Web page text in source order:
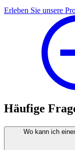
Erleben Sie unsere
Häufige
Wo kann ich